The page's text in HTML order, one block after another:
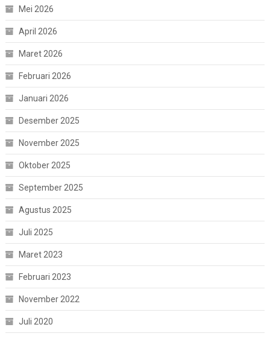
Mei 2026
April 2026
Maret 2026
Februari 2026
Januari 2026
Desember 2025
November 2025
Oktober 2025
September 2025
Agustus 2025
Juli 2025
Maret 2023
Februari 2023
November 2022
Juli 2020